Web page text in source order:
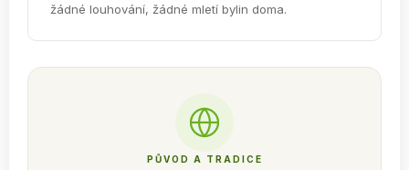
žádné louhování, žádné mletí bylin doma.
PŮVOD A TRADICE